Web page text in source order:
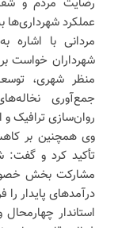
عملکرد شهرداری‌ها
مردانی با اشاره
شهرداران خواست
منظر شهری،
جمع‌آوری
روان‌سازی ترافیک و
وی همچنین بر
تأکید کرد و گفت:
مشارکت بخش
درآمدهای پایدار را
استاندار چهارمحال